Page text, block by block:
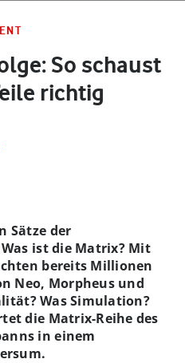
So schaust
richtig
Sätze der
ist die Matrix? Mit
bereits Millionen
Neo, Morpheus und
Was Simulation?
die Matrix-Reihe des
in einem